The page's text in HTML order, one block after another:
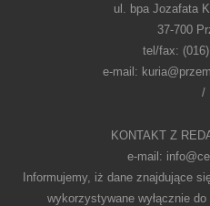
ul. bpa Jozafata
37-700
tel/fax:
e-mail:
/
KONTAKT Z
e-mail:
Informujemy, iż dane znajdujące
wykorzystywane wyłącznie